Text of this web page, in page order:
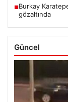
■Burkay
gözaltında
Güncel